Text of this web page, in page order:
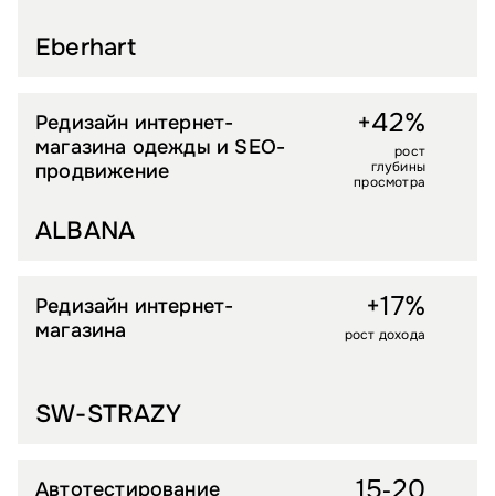
Eberhart
FASHION
ALBANA
Редизайн интернет-
магазина одежды и SEO-
продвижение
+42%
рост
глубины
просмотра
DIY И СТРОЙТОВАРЫ
SW-STRAZY
Редизайн интернет-
магазина
+17%
рост дохода
FASHION
Автотестирование
15‑20